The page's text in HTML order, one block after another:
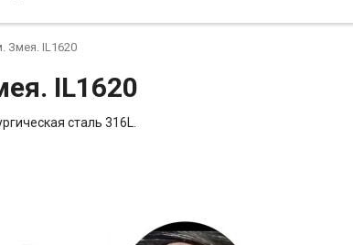
Змея. IL1620
IL1620
сталь 316L.